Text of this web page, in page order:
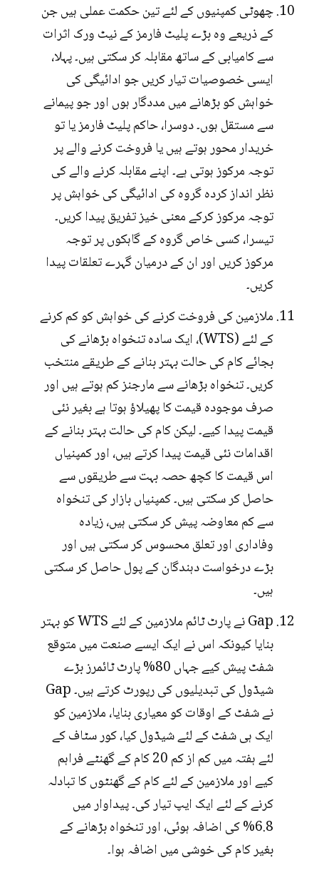
چھوٹی کمپنیوں کے لئے تین حکمت عملی ہیں جن
کے ذریعے وہ بڑے پلیٹ فارمز کے نیٹ ورک اثرات
سے کامیابی کے ساتھ مقابلہ کر سکتی ہیں۔ پہلا،
ایسی خصوصیات تیار کریں جو ادائیگی کی
خواہش کو بڑھانے میں مددگار ہوں اور جو پیمانے
سے مستقل ہوں۔ دوسرا، حاکم پلیٹ فارمز یا تو
خریدار محور ہوتے ہیں یا فروخت کرنے والے پر
توجہ مرکوز ہوتی ہے۔ اپنے مقابلہ کرنے والے کی
نظر انداز کردہ گروہ کی ادائیگی کی خواہش پر
توجہ مرکوز کرکے معنی خیز تفریق پیدا کریں۔
تیسرا، کسی خاص گروہ کے گاہکوں پر توجہ
مرکوز کریں اور ان کے درمیان گہرے تعلقات پیدا
کریں۔
ملازمین کی فروخت کرنے کی خواہش کو کم کرنے
کے لئے (WTS)، ایک سادہ تنخواہ بڑھانے کی
بجائے کام کی حالت بہتر بنانے کے طریقے منتخب
کریں۔ تنخواہ بڑھانے سے مارجنز کم ہوتے ہیں اور
صرف موجودہ قیمت کا پھیلاؤ ہوتا ہے بغیر نئی
قیمت پیدا کیے۔ لیکن کام کی حالت بہتر بنانے کے
اقدامات نئی قیمت پیدا کرتے ہیں، اور کمپنیاں
اس قیمت کا کچھ حصہ بہت سے طریقوں سے
حاصل کر سکتی ہیں۔ کمپنیاں بازار کی تنخواہ
سے کم معاوضہ پیش کر سکتی ہیں، زیادہ
وفاداری اور تعلق محسوس کر سکتی ہیں اور
بڑے درخواست دہندگان کے پول حاصل کر سکتی
ہیں۔
Gap نے پارٹ ٹائم ملازمین کے لئے WTS کو بہتر
بنایا کیونکہ اس نے ایک ایسے صنعت میں متوقع
شفٹ پیش کیے جہاں 80% پارٹ ٹائمرز بڑے
شیڈول کی تبدیلیوں کی رپورٹ کرتے ہیں۔ Gap
نے شفٹ کے اوقات کو معیاری بنایا، ملازمین کو
ایک ہی شفٹ کے لئے شیڈول کیا، کور سٹاف کے
لئے ہفتہ میں کم از کم 20 کام کے گھنٹے فراہم
کیے اور ملازمین کے لئے کام کے گھنٹوں کا تبادلہ
کرنے کے لئے ایک ایپ تیار کی۔ پیداوار میں
6.8% کی اضافہ ہوئی، اور تنخواہ بڑھانے کے
بغیر کام کی خوشی میں اضافہ ہوا۔